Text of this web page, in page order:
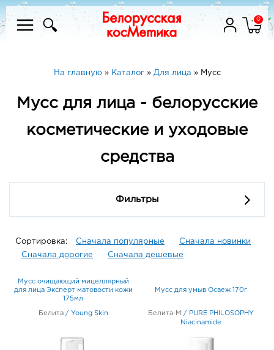
0
На главную» Каталог» Для лица » Мусс
Мусс для лица - белорусские
косметические и уходовые
средства
Фильтры
Сортировка: Сначала популярные
Сначала новинки
Сначала дорогие
Сначала дешевые
Мусс очищающий мицеллярный
для лица Эксперт матовости кожи
175мл
Белита / Young Skin
Мусс для умыв Освеж 170г
Белита-М / PURE PHILOSOPHY
Niacinamide